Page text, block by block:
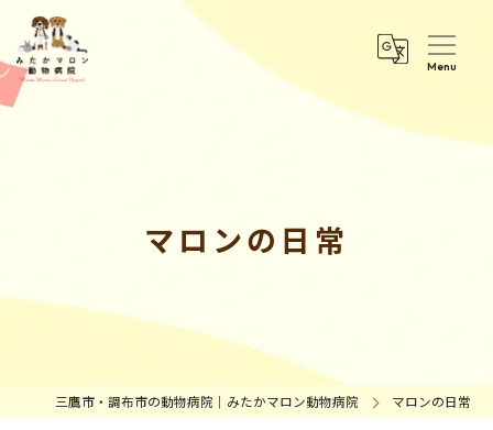
マロンの日常
三鷹市・調布市の動物病院｜みたかマロン動物病院 マロンの日常